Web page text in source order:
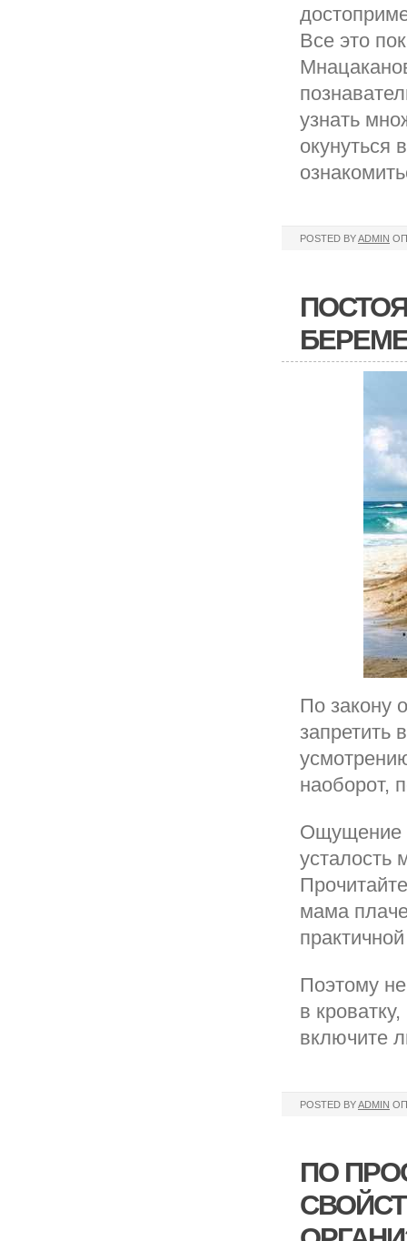
Все это
узнать
окунуться
POSTED BYADMIN
По закону
запретить
наоборот,
Ощущение
усталость
мама
Поэтому
в
включите
POSTED BYADMIN
ПО